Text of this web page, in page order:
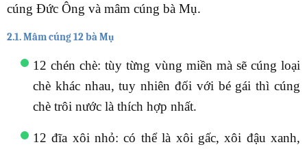
cúng Đức Ông và mâm cúng bà Mụ.
2.1. Mâm cúng 12 bà Mụ
12 chén chè: tùy từng vùng miền mà sẽ cúng loại
chè khác nhau, tuy nhiên đối với bé gái thì cúng
chè trôi nước là thích hợp nhất.
12 đĩa xôi nhỏ: có thể là xôi gấc, xôi đậu xanh,